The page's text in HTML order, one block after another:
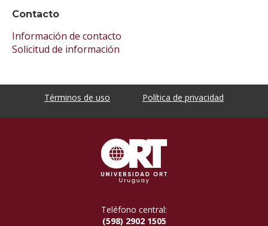
Contacto
Información de contacto
Solicitud de información
Términos de uso Política de privacidad
Teléfono central:
(598) 2902 1505